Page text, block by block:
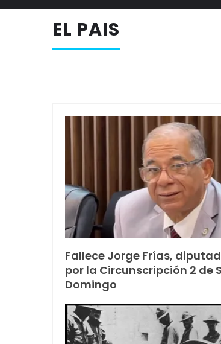
EL PAIS
Fallece Jorge Frías,
por la Circunscripción 2 de
Domingo